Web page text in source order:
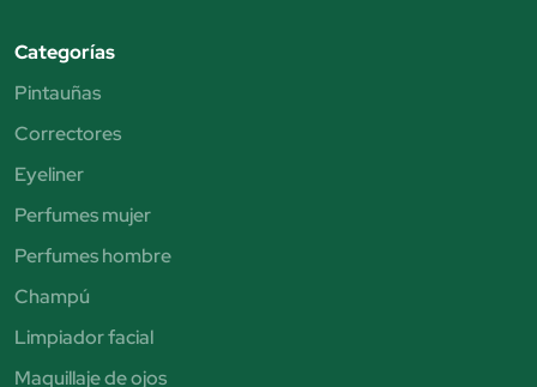
Categorías
Pintauñas
Correctores
Eyeliner
Perfumes mujer
Perfumes hombre
Champú
Limpiador facial
Maquillaje de ojos